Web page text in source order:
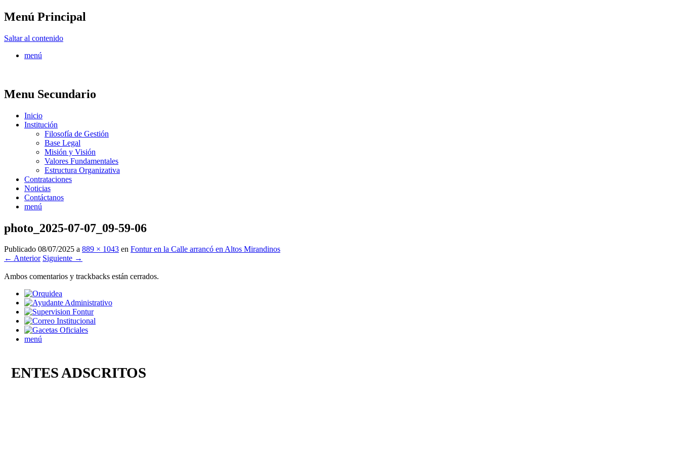
Menú Principal
Saltar al contenido
menú
Menu Secundario
Inicio
Institución
Filosofía de Gestión
Base Legal
Misión y Visión
Valores Fundamentales
Estructura Organizativa
Contrataciones
Noticias
Contáctanos
menú
photo_2025-07-07_09-59-06
Publicado 08/07/2025 a 889 × 1043 en Fontur en la Calle arrancó en Altos Mirandinos
← Anterior Siguiente →
Ambos comentarios y trackbacks están cerrados.
menú
ENTES ADSCRITOS